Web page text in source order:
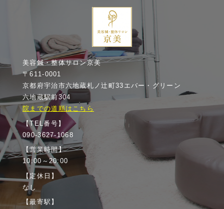
美容鍼・整体サロン京美
〒611-0001
京都府宇治市六地蔵札ノ辻町33エバー・グリーン
六地蔵駅前304
院までの道順はこちら
【TEL番号】
090-3627-1068
【営業時間】
10:00～20:00
【定休日】
なし
【最寄駅】